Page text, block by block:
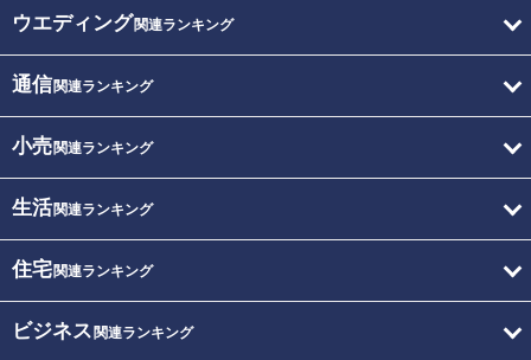
ウエディング関連ランキング
通信関連ランキング
小売関連ランキング
生活関連ランキング
住宅関連ランキング
ビジネス 関連ランキング